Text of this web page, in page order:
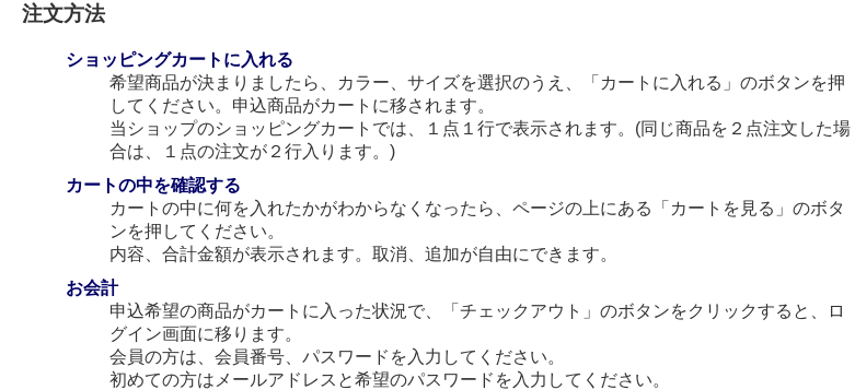
注文方法
ショッピングカートに入れる
希望商品が決まりましたら、カラー、サイズを選択のうえ、「カートに入れる」のボタンを押
してください。申込商品がカートに移されます。
当ショップのショッピングカートでは、１点１行で表示されます。(同じ商品を２点注文した場
合は、１点の注文が２行入ります。)
カートの中を確認する
カートの中に何を入れたかがわからなくなったら、ページの上にある「カートを見る」のボタ
ンを押してください。
内容、合計金額が表示されます。取消、追加が自由にできます。
お会計
申込希望の商品がカートに入った状況で、「チェックアウト」のボタンをクリックすると、ロ
グイン画面に移ります。
会員の方は、会員番号、パスワードを入力してください。
初めての方はメールアドレスと希望のパスワードを入力してください。